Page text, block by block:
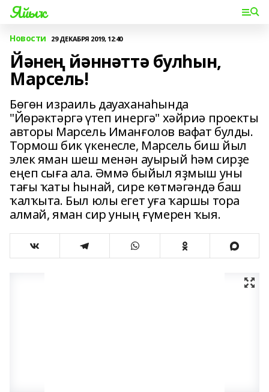
Яйыҡ
Новости 29 ДЕКАБРЯ 2019, 12:40
Йәнең йәннәттә булһын,
Марсель!
Бөгөн израиль дауаханаһында
"Йөрәктәргә үтеп инергә" хәйриә проекты
авторы Марсель Иманғолов вафат булды.
Тормош бик үкенесле, Марсель биш йыл
элек яман шеш менән ауырый һәм сирҙе
еңеп сыға ала. Әммә быйыл яҙмыш уны
тағы ҡаты һынай, сире көтмәгәндә баш
ҡалҡыта. Был юлы егет уға ҡаршы тора
алмай, яман сир уның ғүмерен ҡыя.